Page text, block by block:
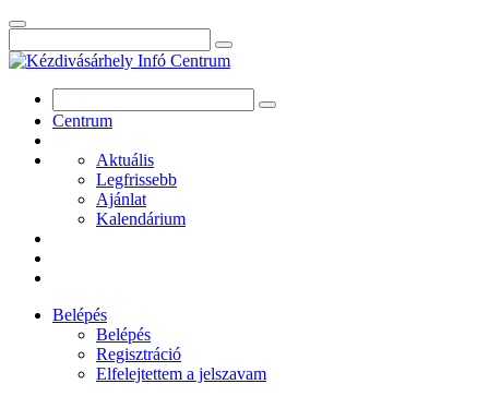
Centrum
Aktuális
Legfrissebb
Ajánlat
Kalendárium
Belépés
Belépés
Regisztráció
Elfelejtettem a jelszavam